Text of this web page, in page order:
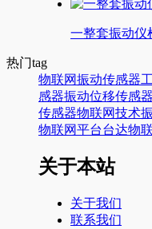
一整套振动仪
热门tag
物联网振动传感器
感器振动位移传感器
传感器物联网技术
物联网平台台达物
关于本站
关于我们
联系我们